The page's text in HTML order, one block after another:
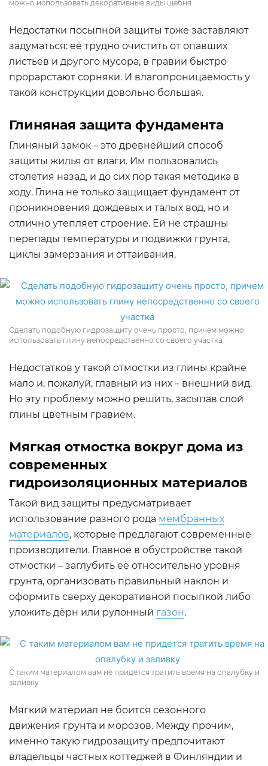
можно использовать декоративные виды щебня
Недостатки посыпной защиты тоже заставляют
задуматься: её трудно очистить от опавших
листьев и другого мусора, в гравии быстро
прорарстают сорняки. И влагопроницаемость у
такой конструкции довольно большая.
Глиняная защита фундамента
Глиняный замок – это древнейший способ
защиты жилья от влаги. Им пользовались
столетия назад, и до сих пор такая методика в
ходу. Глина не только защищает фундамент от
проникновения дождевых и талых вод, но и
отлично утепляет строение. Ей не страшны
перепады температуры и подвижки грунта,
циклы замерзания и оттаивания.
Сделать подобную гидрозащиту очень просто, причем можно
использовать глину непосредственно со своего участка
Недостатков у такой отмостки из глины крайне
мало и, пожалуй, главный из них – внешний вид.
Но эту проблему можно решить, засыпав слой
глины цветным гравием.
Мягкая отмостка вокруг дома из
современных
гидроизоляционных материалов
Такой вид защиты предусматривает
использование разного рода мембранных
материалов, которые предлагают современные
производители. Главное в обустройстве такой
отмостки – заглубить её относительно уровня
грунта, организовать правильный наклон и
оформить сверху декоративной посыпкой либо
уложить дёрн или рулонный газон.
С таким материалом вам не придется тратить время на опалубку и
заливку
Мягкий материал не боится сезонного
движения грунта и морозов. Между прочим,
именно такую гидрозащиту предпочитают
владельцы частных коттеджей в Финляндии и